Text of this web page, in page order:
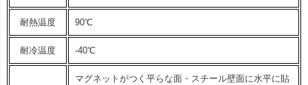
耐熱温度 90℃
耐冷温度 -40℃
マグネットがつく平らな面・スチール壁面に水平に貼